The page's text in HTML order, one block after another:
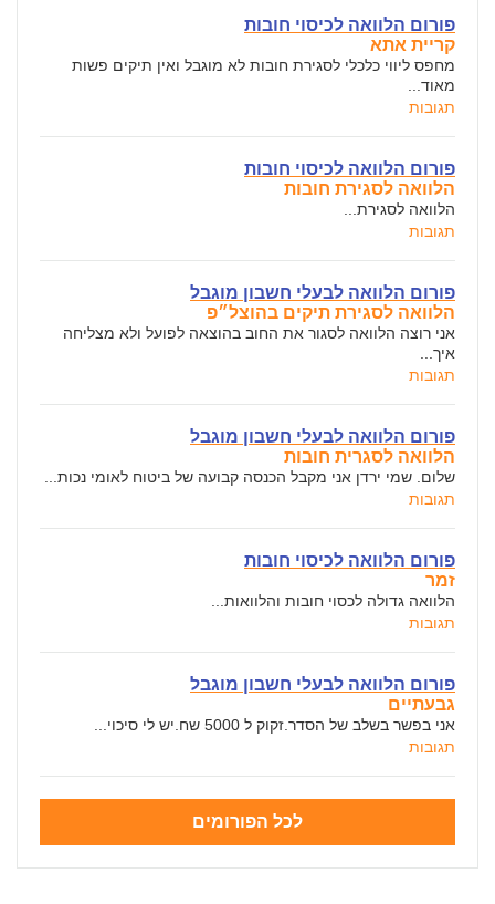
פורום הלוואה לכיסוי חובות
קריית אתא
מחפס ליווי כלכלי לסגירת חובות לא מוגבל ואין תיקים פשות
מאוד...
תגובות
פורום הלוואה לכיסוי חובות
הלוואה לסגירת חובות
הלוואה לסגירת...
תגובות
פורום הלוואה לבעלי חשבון מוגבל
הלוואה לסגירת תיקים בהוצל״פ
אני רוצה הלוואה לסגור את החוב בהוצאה לפועל ולא מצליחה
איך...
תגובות
פורום הלוואה לבעלי חשבון מוגבל
הלוואה לסגרית חובות
שלום. שמי ירדן אני מקבל הכנסה קבועה של ביטוח לאומי נכות...
תגובות
פורום הלוואה לכיסוי חובות
זמר
הלוואה גדולה לכסוי חובות והלוואות...
תגובות
פורום הלוואה לבעלי חשבון מוגבל
גבעתיים
אני בפשר בשלב של הסדר.זקוק ל 5000 שח.יש לי סיכוי...
תגובות
לכל הפורומים